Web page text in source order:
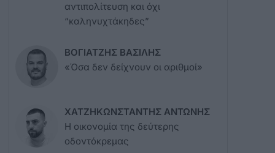
αντιπολίτευση και όχι
“καληνυχτάκηδες”
ΒΟΓΙΑΤΖΗΣ ΒΑΣΙΛΗΣ
«Όσα δεν δείχνουν οι αριθμοί»
ΧΑΤΖΗΚΩΝΣΤΑΝΤΗΣ ΑΝΤΩΝΗΣ
Η οικονομία της δεύτερης
οδοντόκρεμας